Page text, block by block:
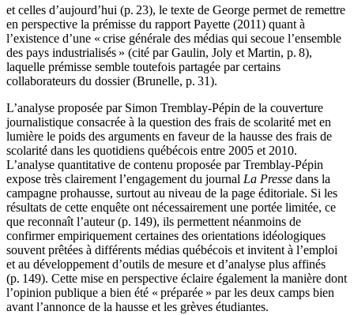
et celles d’aujourd’hui (p. 23), le texte de George permet de remettre
en perspective la prémisse du rapport Payette (2011) quant à
l’existence d’une « crise générale des médias qui secoue l’ensemble
des pays industrialisés » (cité par Gaulin, Joly et Martin, p. 8),
laquelle prémisse semble toutefois partagée par certains
collaborateurs du dossier (Brunelle, p. 31).
L’analyse proposée par Simon Tremblay-Pépin de la couverture
journalistique consacrée à la question des frais de scolarité met en
lumière le poids des arguments en faveur de la hausse des frais de
scolarité dans les quotidiens québécois entre 2005 et 2010.
L’analyse quantitative de contenu proposée par Tremblay-Pépin
expose très clairement l’engagement du journal La Presse dans la
campagne prohausse, surtout au niveau de la page éditoriale. Si les
résultats de cette enquête ont nécessairement une portée limitée, ce
que reconnaît l’auteur (p. 149), ils permettent néanmoins de
confirmer empiriquement certaines des orientations idéologiques
souvent prêtées à différents médias québécois et invitent à l’emploi
et au développement d’outils de mesure et d’analyse plus affinés
(p. 149). Cette mise en perspective éclaire également la manière dont
l’opinion publique a bien été « préparée » par les deux camps bien
avant l’annonce de la hausse et les grèves étudiantes.